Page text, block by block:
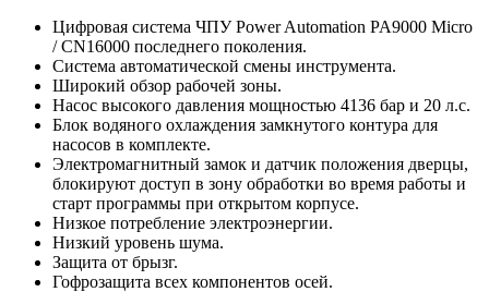
Цифровая система ЧПУ Power Automation PA9000 Micro
/ CN16000 последнего поколения.
Система автоматической смены инструмента.
Широкий обзор рабочей зоны.
Насос высокого давления мощностью 4136 бар и 20 л.с.
Блок водяного охлаждения замкнутого контура для
насосов в комплекте.
Электромагнитный замок и датчик положения дверцы,
блокируют доступ в зону обработки во время работы и
старт программы при открытом корпусе.
Низкое потребление электроэнергии.
Низкий уровень шума.
Защита от брызг.
Гофрозащита всех компонентов осей.